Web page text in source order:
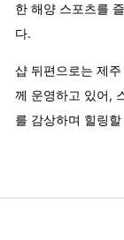
한 해양 스포츠를
다.
샵 뒤편으로는 제
께 운영하고 있어,
를 감상하며 힐링